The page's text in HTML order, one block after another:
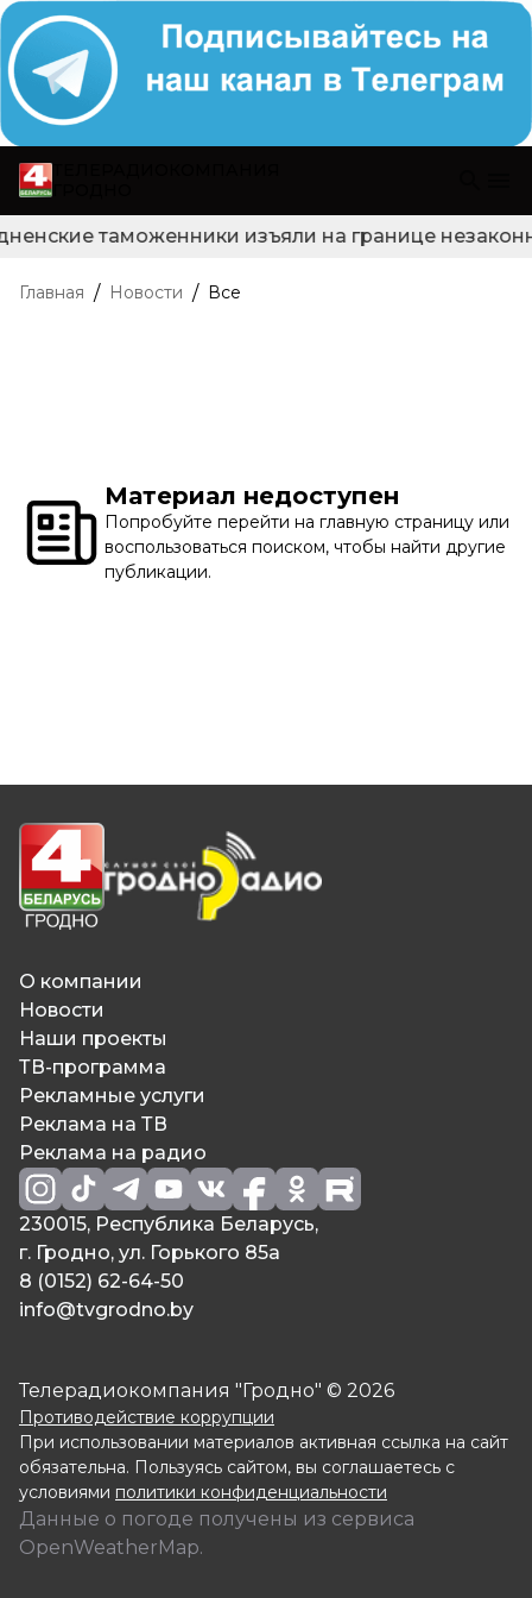
таможенники изъяли на границе
Главная / Новости / Все
Материал недоступен
Попробуйте перейти на главную страницу или
воспользоваться поиском, чтобы найти другие
публикации.
О компании
Новости
Наши проекты
ТВ-программа
Рекламные услуги
Реклама на ТВ
Реклама на радио
230015, Республика Беларусь,
г. Гродно, ул. Горького 85а
8 (0152) 62-64-50
info@tvgrodno.by
Телерадиокомпания "Гродно" © 2026
Противодействие коррупции
При использовании материалов активная ссылка на сайт
обязательна. Пользуясь сайтом, вы соглашаетесь с
условиями политики конфиденциальности
Данные о погоде получены из сервиса
OpenWeatherMap.